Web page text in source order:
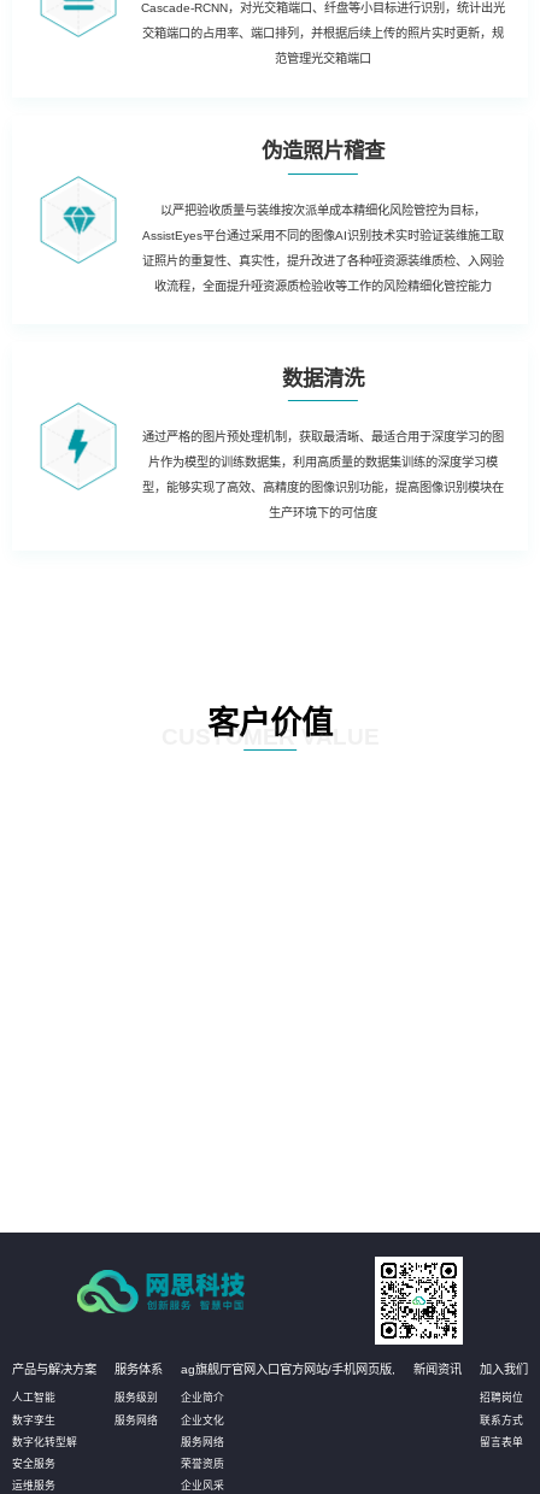
Cascade-RCNN，对光交箱端口、纤盘等小目标进行识别，统计出光
交箱端口的占用率、端口排列，并根据后续上传的照片实时更新，规
范管理光交箱端口
伪造照片稽查
以严把验收质量与装维按次派单成本精细化风险管控为目标，
AssistEyes平台通过采用不同的图像AI识别技术实时验证装维施工取
证照片的重复性、真实性，提升改进了各种哑资源装维质检、入网验
收流程，全面提升哑资源质检验收等工作的风险精细化管控能力
数据清洗
通过严格的图片预处理机制，获取最清晰、最适合用于深度学习的图
片作为模型的训练数据集，利用高质量的数据集训练的深度学习模
型，能够实现了高效、高精度的图像识别功能，提高图像识别模块在
生产环境下的可信度
客户价值
CUSTOMER VALUE
产品与解决方案
人工智能
数字孪生
数字化转型解
安全服务
运维服务
服务体系
服务级别
服务网络
ag旗舰厅官网入口官方网站/手机网页版,
企业简介
企业文化
服务网络
荣誉资质
企业风采
新闻资讯 加入我们
招聘岗位
联系方式
留言表单